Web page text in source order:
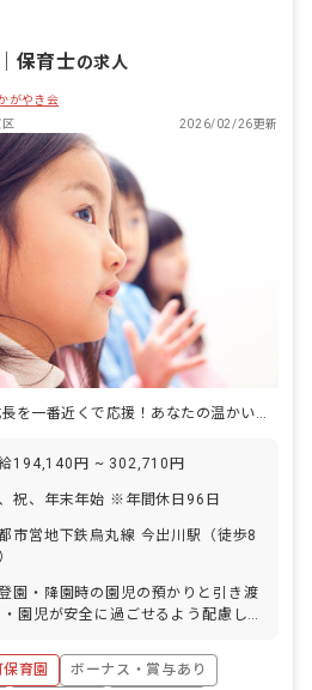
保育士の求人
がやき会
区
2026/02/26更新
子どもたちの成長を一番近くで応援！あなたの温かい心が輝く場所です。
194,140円 ~ 302,710円
祝、年末年始 ※年間休日96日
市営地下鉄烏丸線 今出川駅（徒歩8
園・降園時の園児の預かりと引き渡
・園児が安全に過ごせるよう配慮しな
世話（着替え、排泄補助など） ・食
おやつの準備、配膳、片付け ・その
育園
ボーナス・賞与あり